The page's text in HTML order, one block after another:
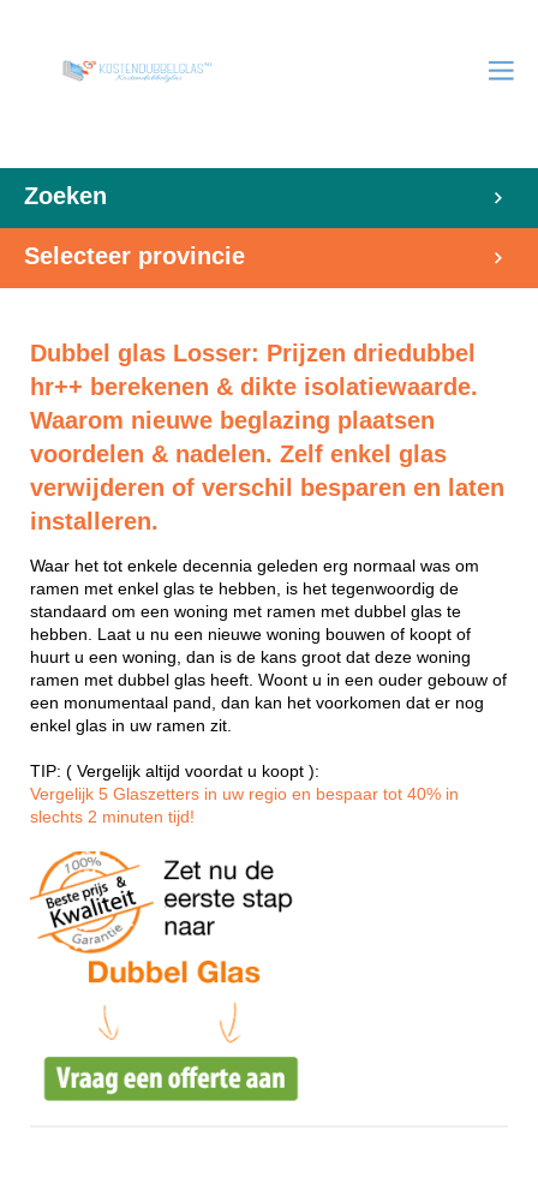
Zoeken
Selecteer provincie
Dubbel glas Losser: Prijzen driedubbel
hr++ berekenen & dikte isolatiewaarde.
Waarom nieuwe beglazing plaatsen
voordelen & nadelen. Zelf enkel glas
verwijderen of verschil besparen en laten
installeren.
Waar het tot enkele decennia geleden erg normaal was om
ramen met enkel glas te hebben, is het tegenwoordig de
standaard om een woning met ramen met dubbel glas te
hebben. Laat u nu een nieuwe woning bouwen of koopt of
huurt u een woning, dan is de kans groot dat deze woning
ramen met dubbel glas heeft. Woont u in een ouder gebouw of
een monumentaal pand, dan kan het voorkomen dat er nog
enkel glas in uw ramen zit.
TIP: ( Vergelijk altijd voordat u koopt ):
Vergelijk 5 Glaszetters in uw regio en bespaar tot 40% in
slechts 2 minuten tijd!